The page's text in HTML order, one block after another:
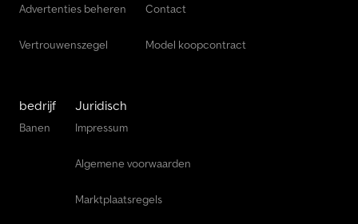
Advertenties beheren
Vertrouwenszegel
Contact
Model koopcontract
bedrijf
Banen
Juridisch
Impressum
Algemene voorwaarden
Marktplaatsregels